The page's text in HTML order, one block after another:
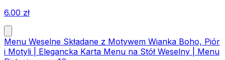
6.00 zł
Menu Weselne Składane z Motywem Wianka Boho, Piór
i Motyli | Elegancka Karta Menu na Stół Weselny | Menu